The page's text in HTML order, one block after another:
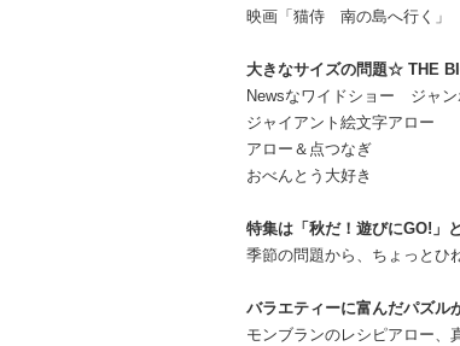
映画「猫侍 南の島へ行く」
大きなサイズの問題☆ THE
Newsなワイドショー ジャン
ジャイアント絵文字アロー
アロー＆点つなぎ
おべんとう大好き
特集は「秋だ！遊びにGO!」
季節の問題から、ちょっとひ
バラエティーに富んだパズル
モンブランのレシピアロー、